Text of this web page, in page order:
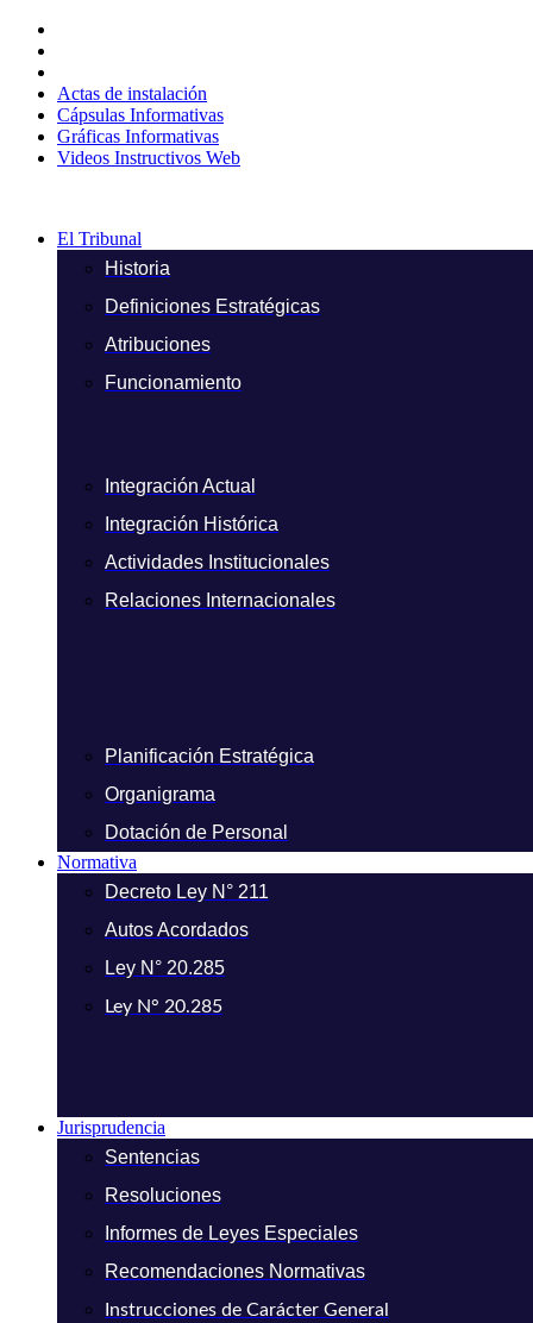
contenido
Actas de instalación
Cápsulas Informativas
Gráficas Informativas
Videos Instructivos Web
El Tribunal
Historia
Definiciones Estratégicas
Atribuciones
Funcionamiento
Integración Actual
Integración Histórica
Actividades Institucionales
Relaciones Internacionales
Planificación Estratégica
Organigrama
Dotación de Personal
Normativa
Decreto Ley N° 211
Autos Acordados
Ley N° 20.285
Ley N° 20.285
Jurisprudencia
Sentencias
Resoluciones
Informes de Leyes Especiales
Recomendaciones Normativas
Instrucciones de Carácter General